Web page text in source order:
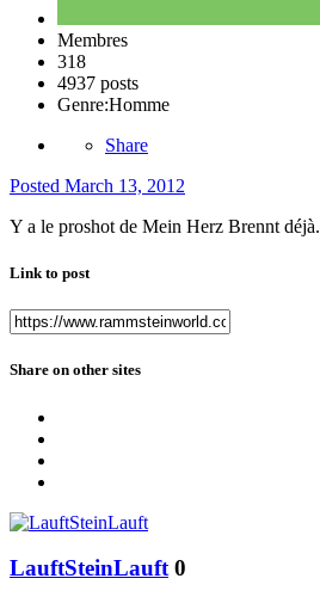
Membres
318
4937 posts
Genre:Homme
Share
Posted March 13, 2012
Y a le proshot de Mein Herz Brennt
Link to post
Share on other sites
LauftSteinLauft 0